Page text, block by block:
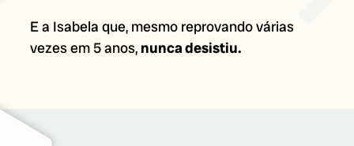
E a Isabela que, mesmo reprovando várias
vezes em 5 anos, nunca desistiu.